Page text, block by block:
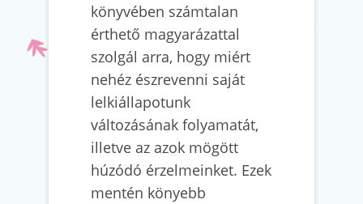
könyvében számtalan
érthető magyarázattal
szolgál arra, hogy miért
nehéz észrevenni saját
lelkiállapotunk
változásának folyamatát,
illetve az azok mögött
húzódó érzelmeinket. Ezek
mentén könyebb